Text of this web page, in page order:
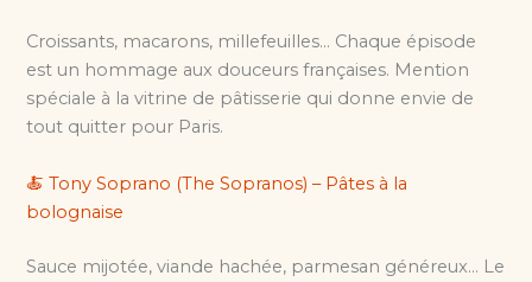
Croissants, macarons, millefeuilles… Chaque épisode
est un hommage aux douceurs françaises. Mention
spéciale à la vitrine de pâtisserie qui donne envie de
tout quitter pour Paris.
🍝 Tony Soprano (The Sopranos) – Pâtes à la
bolognaise
Sauce mijotée, viande hachée, parmesan généreux… Le